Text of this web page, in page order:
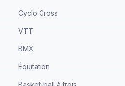
Cyclo Cross
VTT
BMX
Équitation
Basket-ball à trois